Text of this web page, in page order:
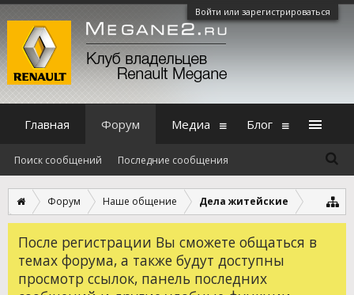
Войти или зарегистрироваться
Форум Наше общение Дела житейские
После регистрации Вы сможете общаться в
темах форума, а также будут доступны
просмотр ссылок, панель последних
Главная Форум
Поиск сообщений Последние сообщения
Медиа Блог